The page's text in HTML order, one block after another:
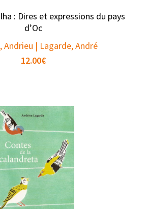
: Dires et expressions du pays
d’Oc
Andrieu | Lagarde, André
12.00€